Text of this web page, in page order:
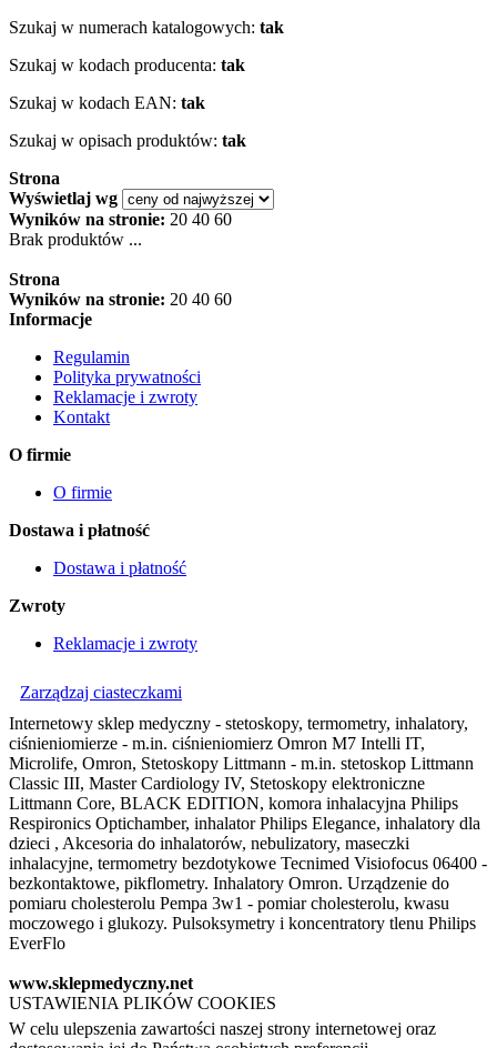
Szukaj w numerach katalogowych: tak
Szukaj w kodach producenta: tak
Szukaj w kodach EAN: tak
Szukaj w opisach produktów: tak
Strona
Wyświetlaj wg
Wyników na stronie: 20 40 60
Brak produktów ...
Strona
Wyników na stronie: 20 40 60
Informacje
Regulamin
Polityka prywatności
Reklamacje i zwroty
Kontakt
O firmie
O firmie
Dostawa i płatność
Dostawa i płatność
Zwroty
Reklamacje i zwroty
Zarządzaj ciasteczkami
Internetowy sklep medyczny - stetoskopy, termometry, inhalatory,
ciśnieniomierze - m.in. ciśnieniomierz Omron M7 Intelli IT,
Microlife, Omron, Stetoskopy Littmann - m.in. stetoskop Littmann
Classic III, Master Cardiology IV, Stetoskopy elektroniczne
Littmann Core, BLACK EDITION, komora inhalacyjna Philips
Respironics Optichamber, inhalator Philips Elegance, inhalatory dla
dzieci , Akcesoria do inhalatorów, nebulizatory, maseczki
inhalacyjne, termometry bezdotykowe Tecnimed Visiofocus 06400 -
bezkontaktowe, pikflometry. Inhalatory Omron. Urządzenie do
pomiaru cholesterolu Pempa 3w1 - pomiar cholesterolu, kwasu
moczowego i glukozy. Pulsoksymetry i koncentratory tlenu Philips
EverFlo
www.sklepmedyczny.net
USTAWIENIA PLIKÓW COOKIES
W celu ulepszenia zawartości naszej strony internetowej oraz